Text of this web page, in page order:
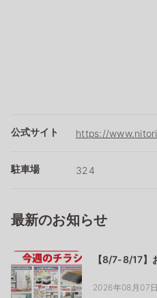
公式サイト https://
駐車場 324
最新のお知らせ
【8/7-8/17】
2026年08月07日